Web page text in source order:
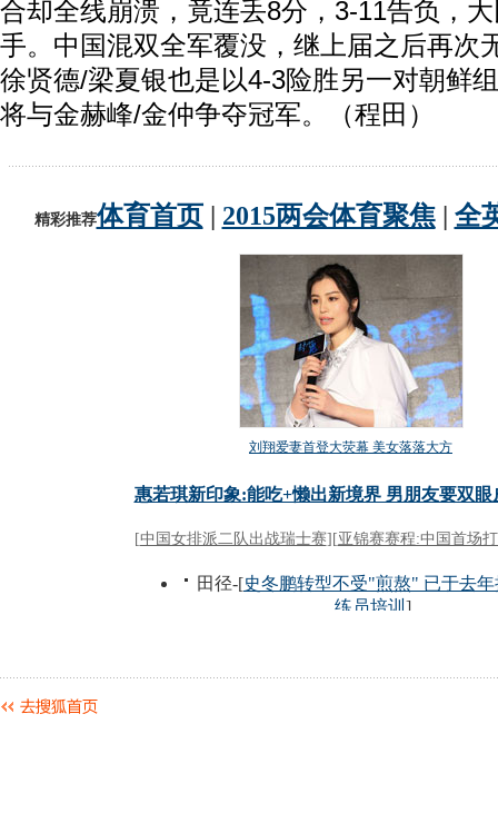
合却全线崩溃，竟连丢8分，3-11告负，
手。中国混双全军覆没，继上届之后再次
徐贤德/梁夏银也是以4-3险胜另一对朝鲜
将与金赫峰/金仲争夺冠军。（程田）